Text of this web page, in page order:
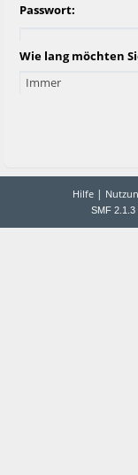
Passwort:
Wie lang möchten
Hilfe |
SMF